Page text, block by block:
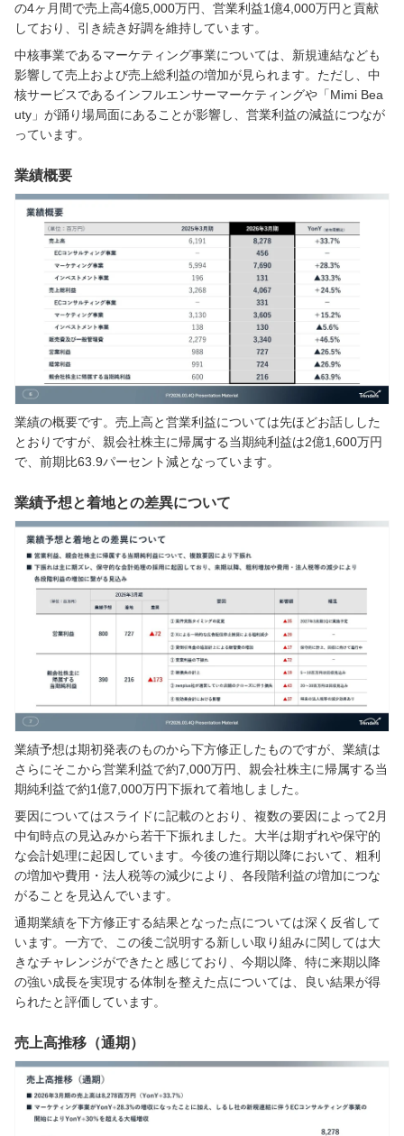
の4ヶ月間で売上高4億5,000万円、営業利益1億4,000万円と貢献
しており、引き続き好調を維持しています。
中核事業であるマーケティング事業については、新規連結なども
影響して売上および売上総利益の増加が見られます。ただし、中
核サービスであるインフルエンサーマーケティングや「Mimi Bea
uty」が踊り場局面にあることが影響し、営業利益の減益につなが
っています。
業績概要
業績の概要です。売上高と営業利益については先ほどお話しした
とおりですが、親会社株主に帰属する当期純利益は2億1,600万円
で、前期比63.9パーセント減となっています。
業績予想と着地との差異について
業績予想は期初発表のものから下方修正したものですが、業績は
さらにそこから営業利益で約7,000万円、親会社株主に帰属する当
期純利益で約1億7,000万円下振れて着地しました。
要因についてはスライドに記載のとおり、複数の要因によって2月
中旬時点の見込みから若干下振れました。大半は期ずれや保守的
な会計処理に起因しています。今後の進行期以降において、粗利
の増加や費用・法人税等の減少により、各段階利益の増加につな
がることを見込んでいます。
通期業績を下方修正する結果となった点については深く反省して
います。一方で、この後ご説明する新しい取り組みに関しては大
きなチャレンジができたと感じており、今期以降、特に来期以降
の強い成長を実現する体制を整えた点については、良い結果が得
られたと評価しています。
売上高推移（通期）